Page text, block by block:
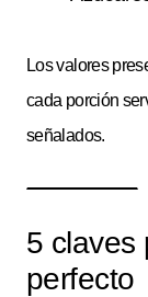
Los valores
cada porción
señalados.
5 claves
perfecto